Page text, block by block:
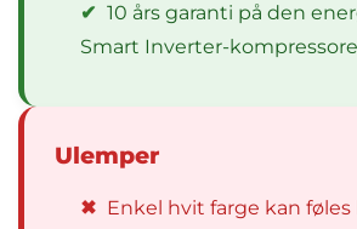
✔ 10 års garanti på den
Smart Inverter-
Ulemper
✖ Enkel hvit farge kan